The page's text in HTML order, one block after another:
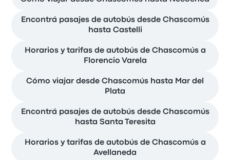
Encontrá pasajes de autobús desde Chascomús
hasta Castelli
Horarios y tarifas de autobús de Chascomús a
Florencio Varela
Cómo viajar desde Chascomús hasta Mar del
Plata
Encontrá pasajes de autobús desde Chascomús
hasta Santa Teresita
Horarios y tarifas de autobús de Chascomús a
Avellaneda